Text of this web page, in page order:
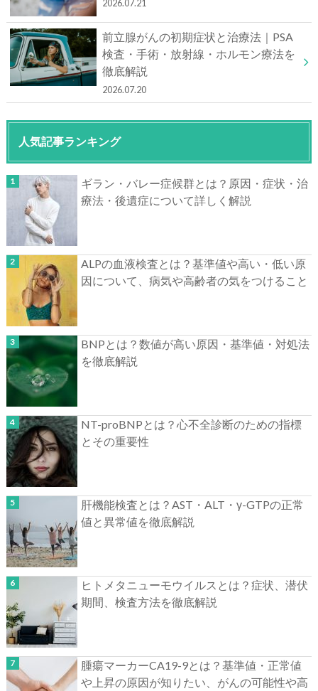
2026.07.21
前立腺がんの初期症状と治療法｜PSA
検査・手術・放射線・ホルモン療法を
徹底解説
2026.07.20
人気記事ランキング
ギラン・バレー症候群とは？原因・症状・治
療法・後遺症について詳しく解説
ALPの血液検査とは？基準値や高い・低い原
因について、病気や高齢者の気をつけること
BNPとは？数値が高い原因・基準値・対処法
を徹底解説
NT-proBNPとは？心不全診断のための指標
とその重要性
肝機能検査とは？AST・ALT・γ-GTPの正常
値と異常値を徹底解説
ヒトメタニューモウイルスとは？症状、潜伏
期間、検査方法を徹底解説
腫瘍マーカーCA19-9とは？基準値・正常値
や上昇の原因が知りたい、がんの可能性や高